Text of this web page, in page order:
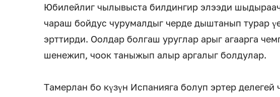
Юбилейлиг чылывыста билдингир элээди
чараш бойдус чурумалдыг черде дыштанып турар
эрттирди. Оолдар болгаш уруглар арыг агаарга
шенежип, чоок таныжып алыр аргалыг болдулар.
Тамерлан бо күзүн Испанияга болуп эртер